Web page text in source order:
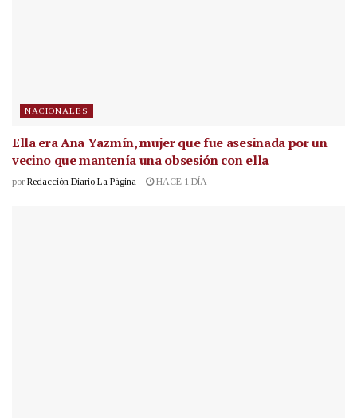
NACIONALES
Ella era Ana Yazmín, mujer que fue asesinada por un
vecino que mantenía una obsesión con ella
por Redacción Diario La Página HACE 1 DÍA